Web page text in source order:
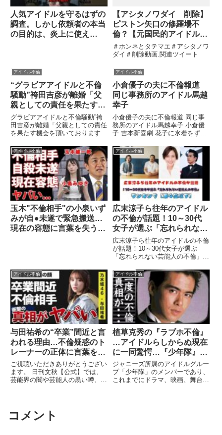
人気アイドルを守るはずの
調査。しかし依頼者の本当
の目的は、炎上に使え
【アシタノワダイ 削除】
ピストン矢口の修羅場不
倫？【元国民的アイドル？
元モーニング娘？】
＃ホンネとタテマエ＃アシタノワ
ダイ＃削除動画.関連ツイート
アイドル不倫
“グラビアアイドルと不倫
騒動”袴田吉彦が離婚「父
親としての責任を果たす機
会を頂いております」
グラビアアイドルと不倫騒動”袴
田吉彦が離婚「父親としての責任
を果たす機会を頂いております」
アイドル不倫
小倉優子の夫に不倫報道
同じ事務所のアイドル馬越
幸子
小倉優子の夫に不倫報道 同じ事
務所のアイドル馬越幸子 小倉優
子 吉本新喜劇 花子に水着をずら
アイドル不倫
玉木"不倫相手"の小泉いず
みが自●未遂で緊急搬送…
現在の容態に言葉を失う…
実態に驚きを隠せない…
アイドル不倫
広末涼子ら往年のアイドル
の不倫が話題！10～30代
女子が選ぶ「忘れられない
芸能人の不倫」ランキング
【第4位以下】
広末涼子ら往年のアイドルの不倫
が話題！10～30代女子が選ぶ
「忘れられない芸能人の不倫」ラ
...
アイドル不倫
与田祐希の“卒業”間近と言
われる理由…不倫疑惑のト
レーナーの正体に言葉を失
う…「乃木坂46」で活躍す
るアイドルの隠される裏の
顔に驚きを隠せない…
ご視聴いただきありがとうござい
ます。 日刊文秋【公式】では、
芸能界の闇や芸能人の黒い噂、ニ
アイドル不倫
植草克秀の『ラブホ不倫』
…アイドルらしからぬ現在
に一同驚愕…『少年隊』ジ
ャニーズ退所前から干され
ていた真相に驚きを隠せな
い…
ジャニーズ所属のアイドルグルー
プ「少年隊」のメンバーであり、
これまでにドラマ、映画、舞台、
コメント